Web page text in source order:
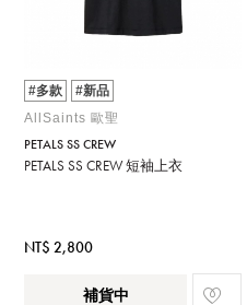
#多款
#新品
AllSaints 歐聖
PETALS SS CREW
PETALS SS CREW 短袖上衣
NT$ 2,800
補貨中